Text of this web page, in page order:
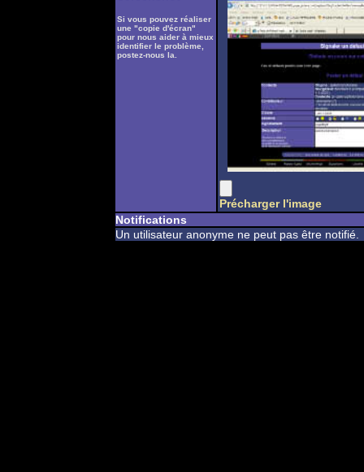
Si vous pouvez réaliser
une "copie d'écran"
pour nous aider à mieux
identifier le problème,
postez-nous la.
Précharger l'image
Notifications
Un utilisateur anonyme ne peut pas être notifié.